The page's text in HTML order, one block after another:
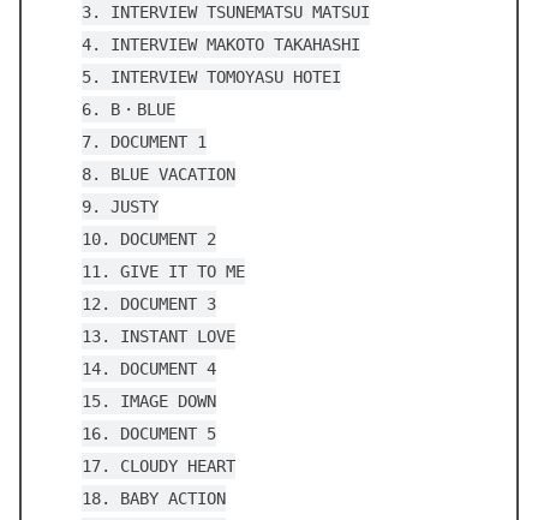
3. INTERVIEW TSUNEMATSU MATSUI
4. INTERVIEW MAKOTO TAKAHASHI
5. INTERVIEW TOMOYASU HOTEI
6. B・BLUE
7. DOCUMENT 1
8. BLUE VACATION
9. JUSTY
10. DOCUMENT 2
11. GIVE IT TO ME
12. DOCUMENT 3
13. INSTANT LOVE
14. DOCUMENT 4
15. IMAGE DOWN
16. DOCUMENT 5
17. CLOUDY HEART
18. BABY ACTION